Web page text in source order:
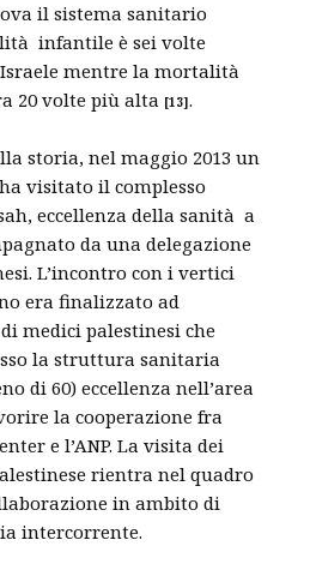
il sistema sanitario
infantile è sei volte
mentre la mortalità
20 volte più alta [13].
storia, nel maggio 2013 un
visitato il complesso
eccellenza della sanità a
da una delegazione
L’incontro con i vertici
era finalizzato ad
medici palestinesi che
la struttura sanitaria
di 60) eccellenza nell’area
la cooperazione fra
e l’ANP. La visita dei
rientra nel quadro
in ambito di
intercorrente.